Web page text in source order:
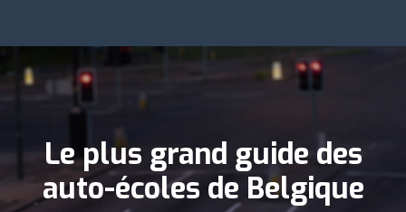
Le plus grand guide des
auto-écoles de Belgique